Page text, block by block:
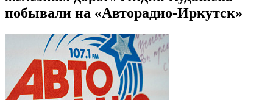
побывали на «Авторадио-Иркутск»